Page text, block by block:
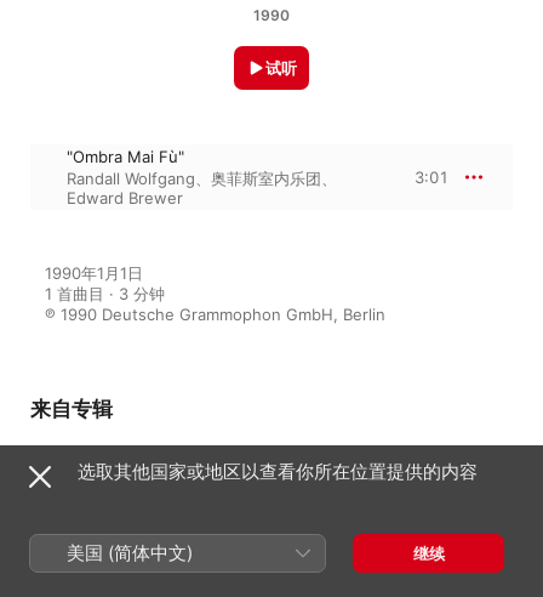
1990
试听
"Ombra Mai Fù"
Randall Wolfgang
奥菲斯室内乐团
Edward Brewer
3:01
1990年1月1日
1 首曲目 · 3 分钟
℗ 1990 Deutsche Grammophon GmbH, Berlin
来自专辑
选取其他国家或地区以查看你所在位置提供的内容
美国 (简体中文) 继续